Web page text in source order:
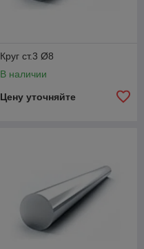
Круг ст.3 Ø8
В наличии
Цену уточняйте